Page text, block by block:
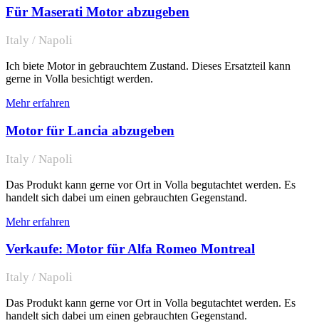
Für Maserati Motor abzugeben
Italy / Napoli
Ich biete Motor in gebrauchtem Zustand. Dieses Ersatzteil kann
gerne in Volla besichtigt werden.
Mehr erfahren
Motor für Lancia abzugeben
Italy / Napoli
Das Produkt kann gerne vor Ort in Volla begutachtet werden. Es
handelt sich dabei um einen gebrauchten Gegenstand.
Mehr erfahren
Verkaufe: Motor für Alfa Romeo Montreal
Italy / Napoli
Das Produkt kann gerne vor Ort in Volla begutachtet werden. Es
handelt sich dabei um einen gebrauchten Gegenstand.